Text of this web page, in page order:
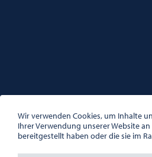
PALAIS WILCZEK,
TEL. + 43 1 533 81 59
OFFICE(AT)OGL.AT
Wir verwenden Cookies, um Inhalte
Ihrer Verwendung unserer Website
bereitgestellt haben oder die sie im